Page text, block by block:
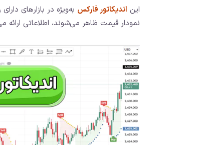
این اندیکاتور فارکس به‌ویژه در بازارهای
نمودار قیمت ظاهر می‌شوند، اطلاعاتی ارائه